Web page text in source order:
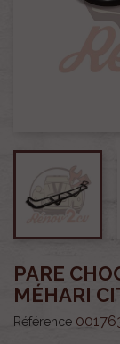
PARE
MÉHARI
Référence